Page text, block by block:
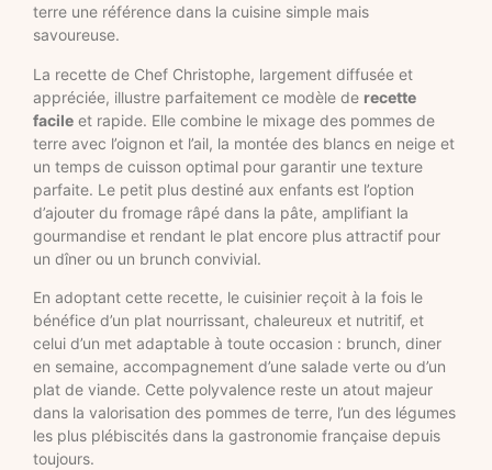
terre une référence dans la cuisine simple mais
savoureuse.
La recette de Chef Christophe, largement diffusée et
appréciée, illustre parfaitement ce modèle de recette
facile et rapide. Elle combine le mixage des pommes de
terre avec l’oignon et l’ail, la montée des blancs en neige et
un temps de cuisson optimal pour garantir une texture
parfaite. Le petit plus destiné aux enfants est l’option
d’ajouter du fromage râpé dans la pâte, amplifiant la
gourmandise et rendant le plat encore plus attractif pour
un dîner ou un brunch convivial.
En adoptant cette recette, le cuisinier reçoit à la fois le
bénéfice d’un plat nourrissant, chaleureux et nutritif, et
celui d’un met adaptable à toute occasion : brunch, diner
en semaine, accompagnement d’une salade verte ou d’un
plat de viande. Cette polyvalence reste un atout majeur
dans la valorisation des pommes de terre, l’un des légumes
les plus plébiscités dans la gastronomie française depuis
toujours.